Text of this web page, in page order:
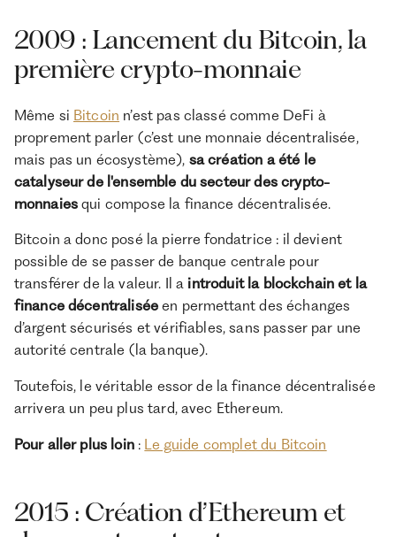
2009 : Lancement du Bitcoin, la
première crypto-monnaie
Même si Bitcoin n’est pas classé comme DeFi à
proprement parler (c’est une monnaie décentralisée,
mais pas un écosystème), sa création a été le
catalyseur de l'ensemble du secteur des crypto-
monnaies qui compose la finance décentralisée.
Bitcoin a donc posé la pierre fondatrice : il devient
possible de se passer de banque centrale pour
transférer de la valeur. Il a introduit la blockchain et la
finance décentralisée en permettant des échanges
d’argent sécurisés et vérifiables, sans passer par une
autorité centrale (la banque).
Toutefois, le véritable essor de la finance décentralisée
arrivera un peu plus tard, avec Ethereum.
Pour aller plus loin: Le guide complet du Bitcoin
2015 : Création d’Ethereum et